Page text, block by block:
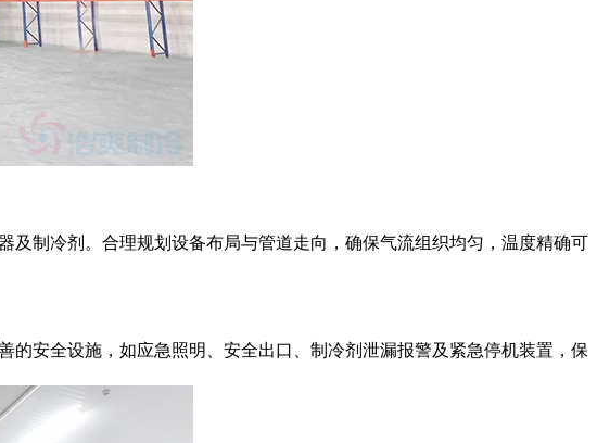
制冷剂。合理规划设备布局与管道走向，确保气流组织均匀，温度精确可
安全设施，如应急照明、安全出口、制冷剂泄漏报警及紧急停机装置，保